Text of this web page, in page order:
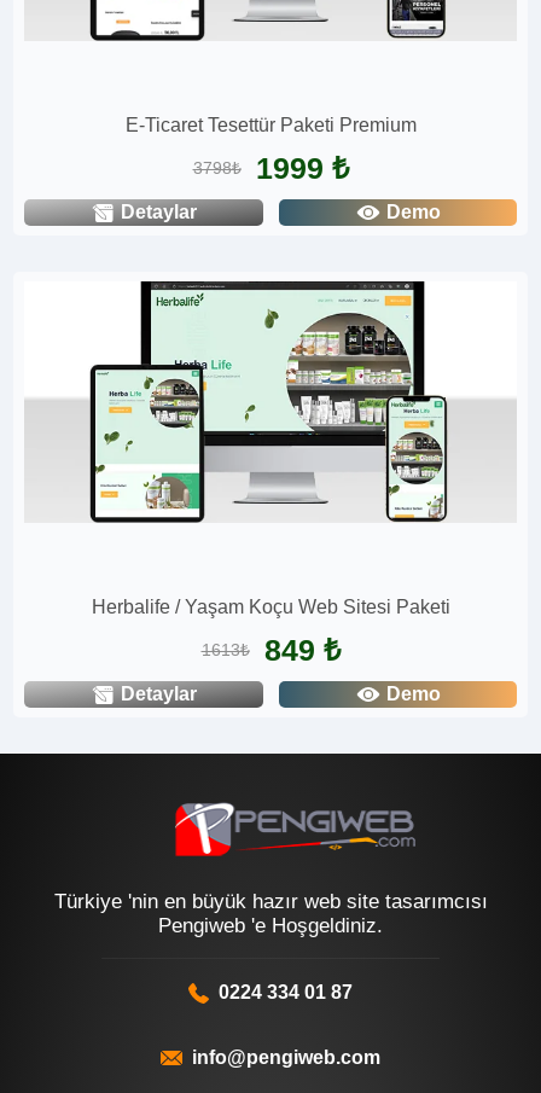
E-Ticaret Tesettür Paketi Premium
3798₺ 1999 ₺
Detaylar Demo
Herbalife / Yaşam Koçu Web Sitesi Paketi
1613₺ 849 ₺
Detaylar Demo
Türkiye 'nin en büyük hazır web site tasarımcısı
Pengiweb 'e Hoşgeldiniz.
0224 334 01 87
info@pengiweb.com